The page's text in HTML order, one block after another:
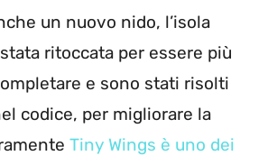
un nuovo nido, l’isola
ritoccata per essere più
e sono stati risolti
codice, per migliorare la
Tiny Wings è uno dei